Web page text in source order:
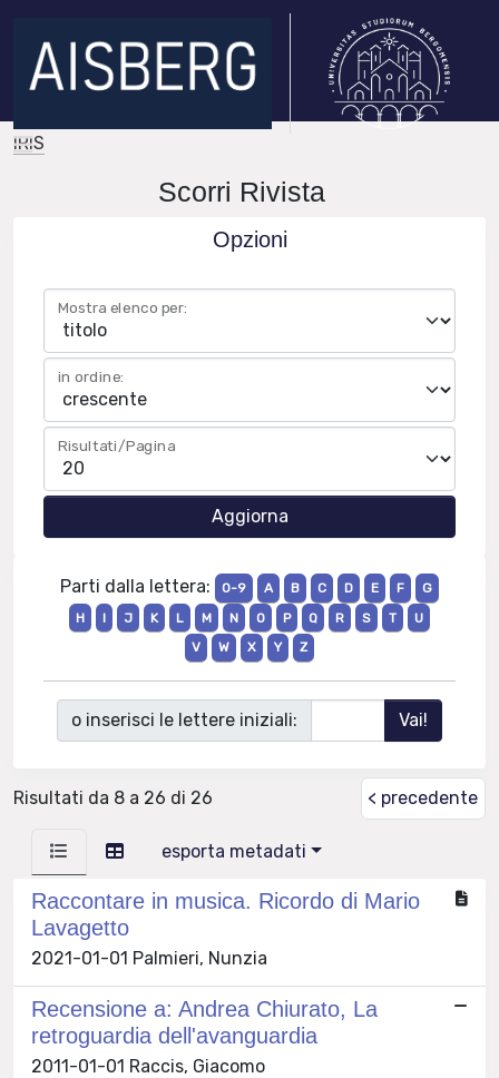
IRIS
Scorri Rivista
Opzioni
Mostra elenco per:
in ordine:
Risultati/Pagina
Parti dalla lettera: 0-9 A B C D E F
G
H
I J K L M N O P Q R S T
U
V
W X Y Z
o inserisci le lettere iniziali:
Risultati da 8 a 26 di 26 < precedente
esporta metadati
Raccontare in musica. Ricordo di Mario
Lavagetto
2021-01-01 Palmieri, Nunzia
Recensione a: Andrea Chiurato, La
retroguardia dell'avanguardia
2011-01-01 Raccis, Giacomo